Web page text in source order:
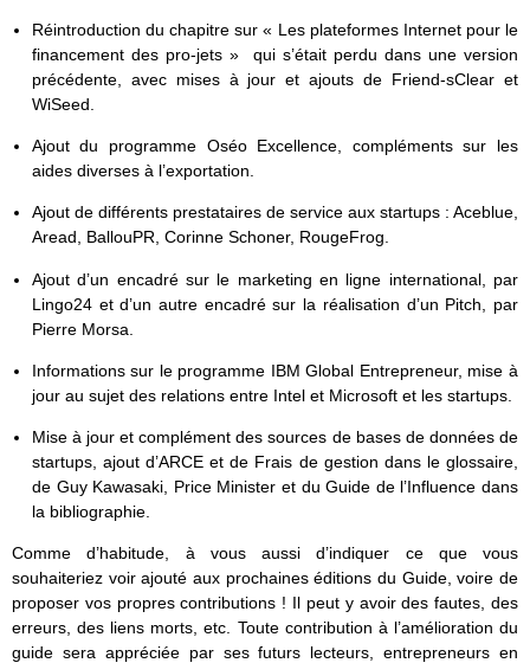
Réintroduction du chapitre sur « Les plateformes Internet pour le
financement des pro-jets » qui s’était perdu dans une version
précédente, avec mises à jour et ajouts de Friend-sClear et
WiSeed.
Ajout du programme Oséo Excellence, compléments sur les
aides diverses à l’exportation.
Ajout de différents prestataires de service aux startups : Aceblue,
Aread, BallouPR, Corinne Schoner, RougeFrog.
Ajout d’un encadré sur le marketing en ligne international, par
Lingo24 et d’un autre encadré sur la réalisation d’un Pitch, par
Pierre Morsa.
Informations sur le programme IBM Global Entrepreneur, mise à
jour au sujet des relations entre Intel et Microsoft et les startups.
Mise à jour et complément des sources de bases de données de
startups, ajout d’ARCE et de Frais de gestion dans le glossaire,
de Guy Kawasaki, Price Minister et du Guide de l’Influence dans
la bibliographie.
Comme d’habitude, à vous aussi d’indiquer ce que vous
souhaiteriez voir ajouté aux prochaines éditions du Guide, voire de
proposer vos propres contributions ! Il peut y avoir des fautes, des
erreurs, des liens morts, etc. Toute contribution à l’amélioration du
guide sera appréciée par ses futurs lecteurs, entrepreneurs en